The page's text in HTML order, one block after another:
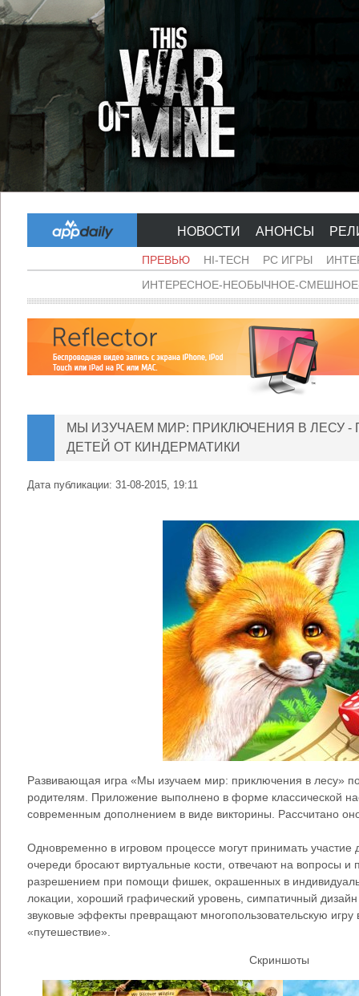
НОВОСТИ АНОНСЫ
ПРЕВЬЮ HI-TECH PC ИГРЫ
ИНТЕРЕСНОЕ-НЕОБЫЧНОЕ-
МЫ ИЗУЧАЕМ МИР: ПРИКЛЮЧЕНИЯ В ЛЕСУ
ДЕТЕЙ ОТ КИНДЕРМАТИКИ
Дата публикации: 31-08-2015, 19:11
Развивающая игра «Мы изучаем мир: приключения в лесу»
родителям. Приложение выполнено в форме классической
современным дополнением в виде викторины. Рассчитано
Одновременно в игровом процессе могут принимать участие
очереди бросают виртуальные кости, отвечают на вопросы и
разрешением при помощи фишек, окрашенных в
локации, хороший графический уровень, симпатичный
звуковые эффекты превращают многопользовательскую игру
«путешествие».
Скриншоты